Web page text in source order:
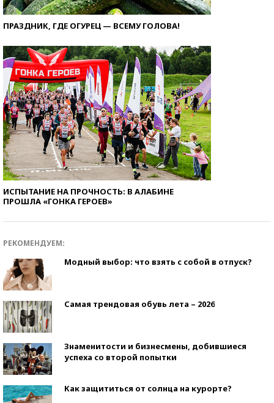
ПРАЗДНИК, ГДЕ ОГУРЕЦ — ВСЕМУ ГОЛОВА!
ИСПЫТАНИЕ НА ПРОЧНОСТЬ: В АЛАБИНЕ
ПРОШЛА «ГОНКА ГЕРОЕВ»
РЕКОМЕНДУЕМ:
Модный выбор: что взять с собой в отпуск?
Самая трендовая обувь лета – 2026
Знаменитости и бизнесмены, добившиеся
успеха со второй попытки
Как защититься от солнца на курорте?